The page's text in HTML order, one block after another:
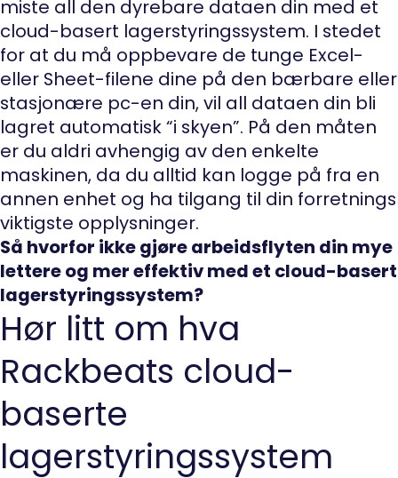
miste all den dyrebare dataen din med et
cloud-basert lagerstyringssystem. I stedet
for at du må oppbevare de tunge Excel-
eller Sheet-filene dine på den bærbare eller
stasjonære pc-en din, vil all dataen din bli
lagret automatisk “i skyen”. På den måten
er du aldri avhengig av den enkelte
maskinen, da du alltid kan logge på fra en
annen enhet og ha tilgang til din forretnings
viktigste opplysninger.
Så hvorfor ikke gjøre arbeidsflyten din mye
lettere og mer effektiv med et cloud-basert
lagerstyringssystem?
Hør litt om hva
Rackbeats cloud-
baserte
lagerstyringssystem